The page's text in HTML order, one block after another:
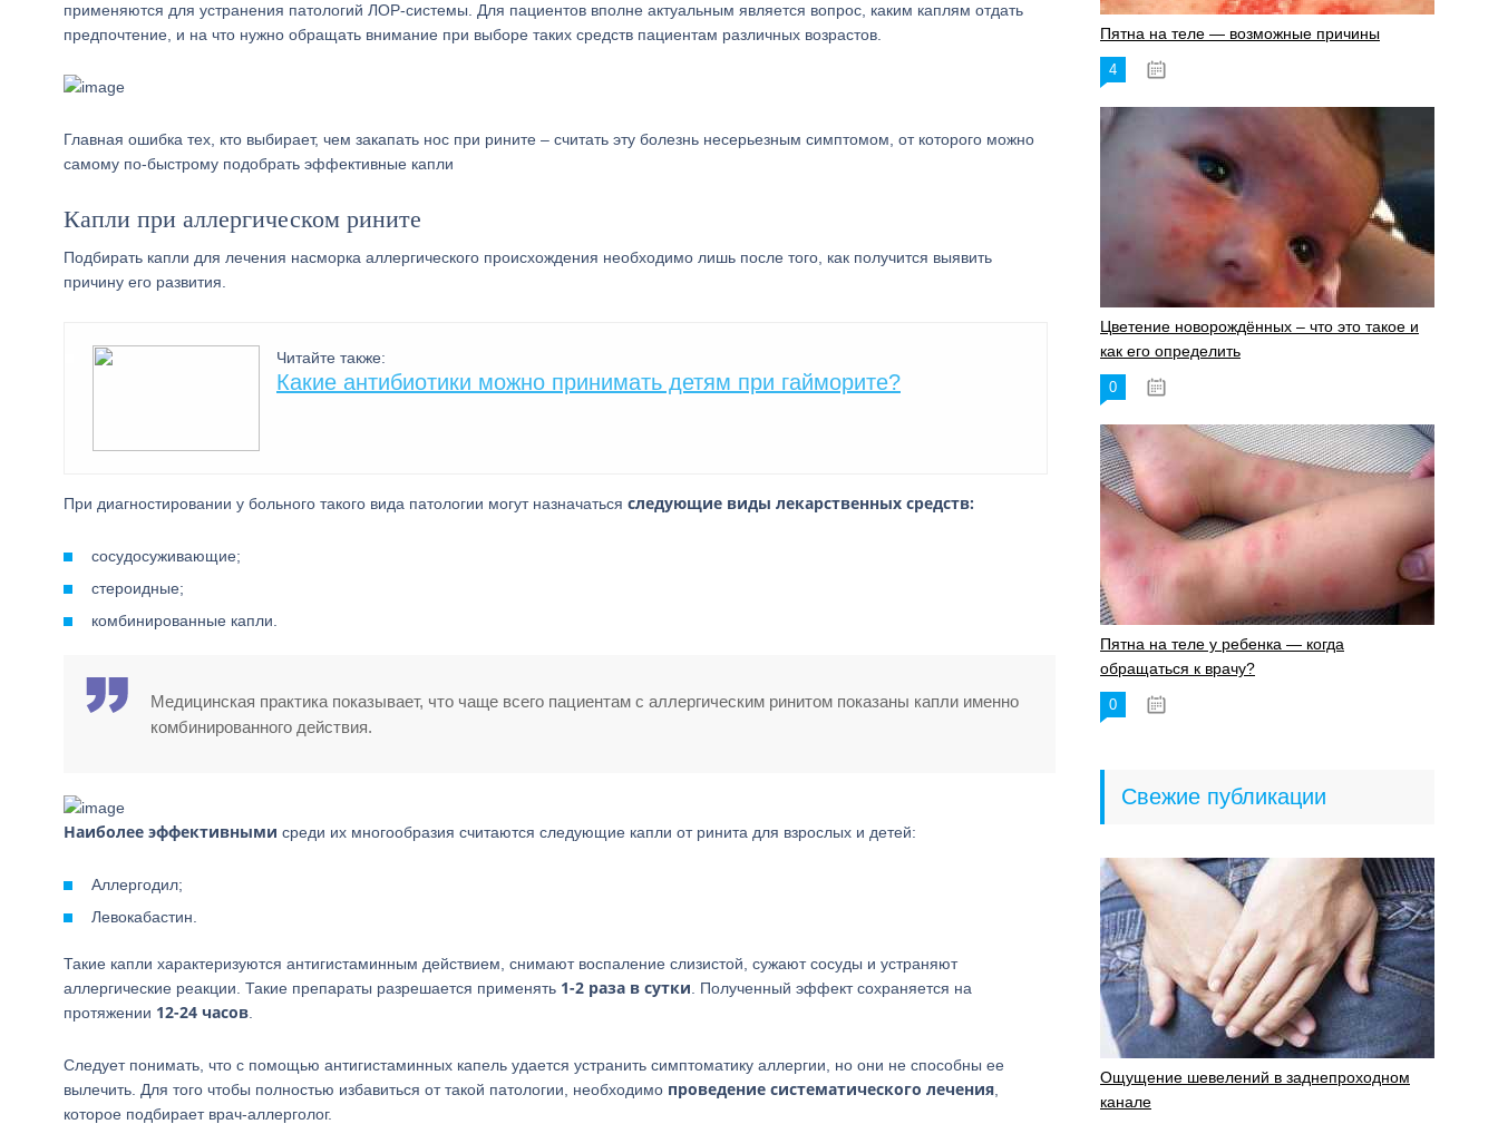
применяются для устранения патологий ЛОР-системы. Для пациентов вполне актуальным является вопрос, каким каплям отдать
предпочтение, и на что нужно обращать внимание при выборе таких средств пациентам различных возрастов.
Главная ошибка тех, кто выбирает, чем закапать нос при рините – считать эту болезнь несерьезным симптомом, от которого можно
самому по-быстрому подобрать эффективные капли
Капли при аллергическом рините
Подбирать капли для лечения насморка аллергического происхождения необходимо лишь после того, как получится выявить
причину его развития.
Читайте также:
Какие антибиотики можно принимать детям при гайморите?
При диагностировании у больного такого вида патологии могут назначаться следующие виды лекарственных средств:
сосудосуживающие;
стероидные;
комбинированные капли.
Медицинская практика показывает, что чаще всего пациентам с аллергическим ринитом показаны капли именно
комбинированного действия.
Наиболее эффективными среди их многообразия считаются следующие капли от ринита для взрослых и детей:
Аллергодил;
Левокабастин.
Такие капли характеризуются антигистаминным действием, снимают воспаление слизистой, сужают сосуды и устраняют
аллергические реакции. Такие препараты разрешается применять 1-2 раза в сутки . Полученный эффект сохраняется на
протяжении 12-24 часов
Следует понимать, что с помощью антигистаминных капель удается устранить симптоматику аллергии, но они не способны ее
вылечить. Для того чтобы полностью избавиться от такой патологии, необходимо проведение систематического лечения
которое подбирает врач-аллерголог.
Пятна на теле — возможные причины
4
Цветение новорождённых – что это такое и
как его определить
0
Пятна на теле у ребенка — когда
обращаться к врачу?
0
Свежие публикации
Ощущение шевелений в заднепроходном
канале